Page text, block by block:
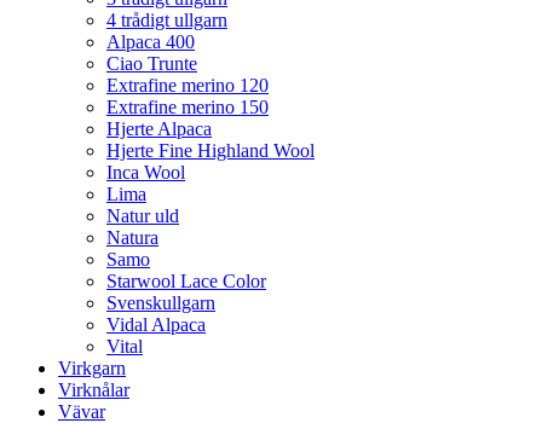
4 trådigt ullgarn
Alpaca 400
Ciao Trunte
Extrafine merino 120
Extrafine merino 150
Hjerte Alpaca
Hjerte Fine Highland Wool
Inca Wool
Lima
Natur uld
Natura
Samo
Starwool Lace Color
Svenskullgarn
Vidal Alpaca
Vital
Virkgarn
Virknålar
Vävar